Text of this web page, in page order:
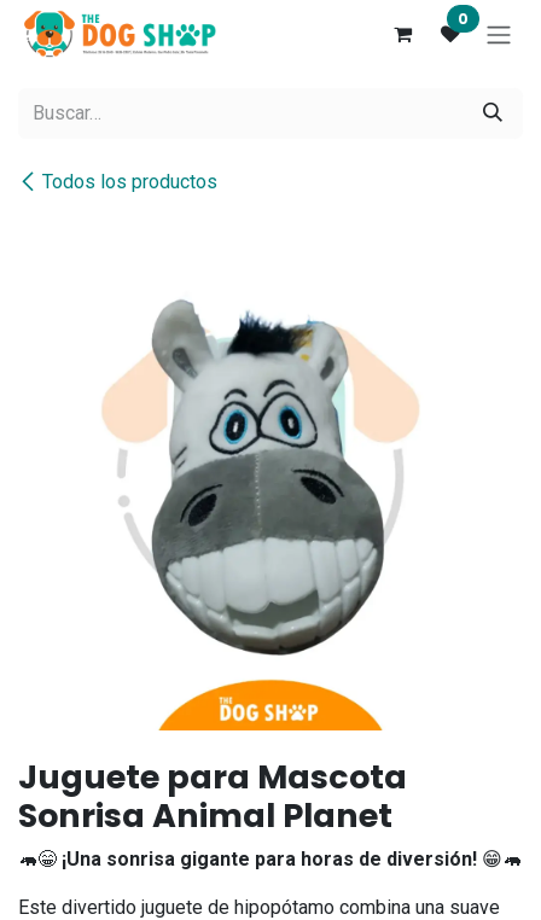
Ir al contenido 0
Todos los productos
Juguete para Mascota
Sonrisa Animal Planet
🦛😁 ¡Una sonrisa gigante para horas de diversión! 😁🦛
Este divertido juguete de hipopótamo combina una suave